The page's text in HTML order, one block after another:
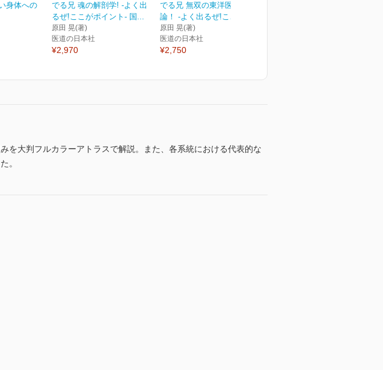
身体への
でる兄 魂の解剖学! -よく出
るぜ!ここがポイント- 国...
原田 晃(著)
医道の日本社
¥2,970
でる兄 無双の東洋医学概
論！ -よく出るぜ!ここが...
原田 晃(著)
医道の日本社
¥2,750
を大判フルカラーアトラスで解説。また、各系統における代表的な
。